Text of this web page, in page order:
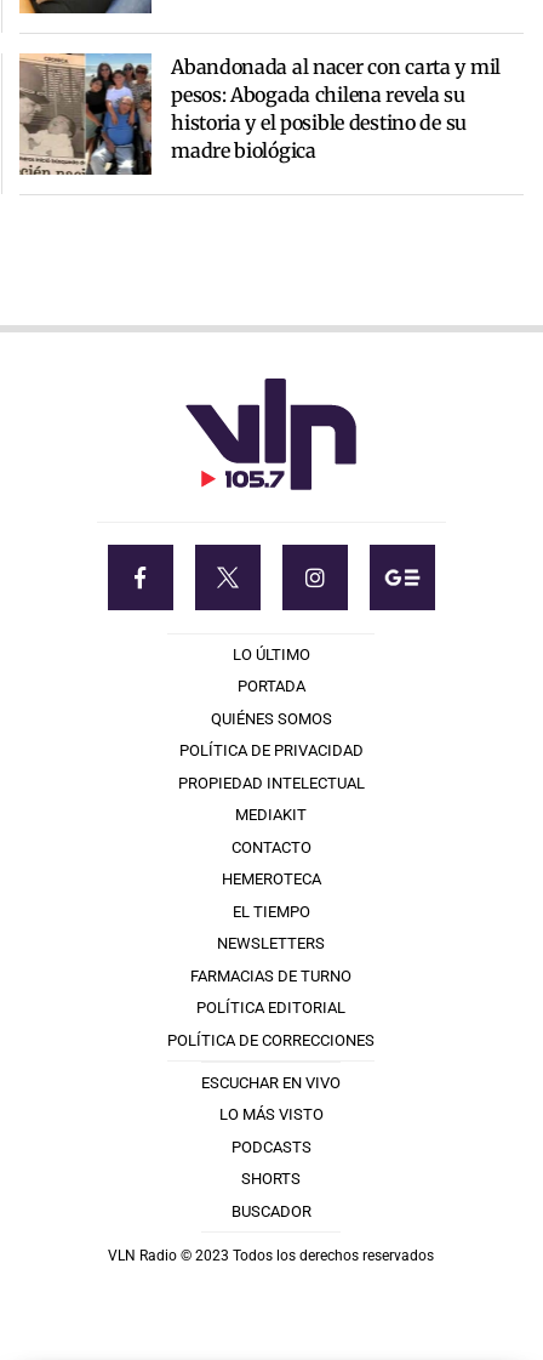
Abandonada al nacer con carta y mil
pesos: Abogada chilena revela su
historia y el posible destino de su
madre biológica
LO ÚLTIMO
PORTADA
QUIÉNES SOMOS
POLÍTICA DE PRIVACIDAD
PROPIEDAD INTELECTUAL
MEDIAKIT
CONTACTO
HEMEROTECA
EL TIEMPO
NEWSLETTERS
FARMACIAS DE TURNO
POLÍTICA EDITORIAL
POLÍTICA DE CORRECCIONES
ESCUCHAR EN VIVO
LO MÁS VISTO
PODCASTS
SHORTS
BUSCADOR
VLN Radio © 2023 Todos los derechos reservados